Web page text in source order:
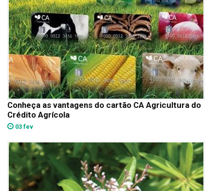
Conheça as vantagens do cartão CA Agricultura do
Crédito Agrícola
03 fev